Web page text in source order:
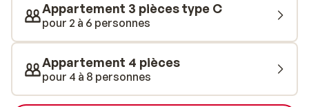
Réservez un massage relaxant (en supplément) au spa
de la résidence Lodge Hermera, située à 300 mètres. Le
soir, vous pourrez dîner dans l’un des nombreux
restaurants du village, ou dans votre confortable
appartement. À la réception de la résidence, il est aussi
possible d’emprunter un appareil à raclette ou à
Appartement 3 pièces type C
pour 2 à 6 personnes
Appartement 4 pièces
pour 4 à 8 personnes